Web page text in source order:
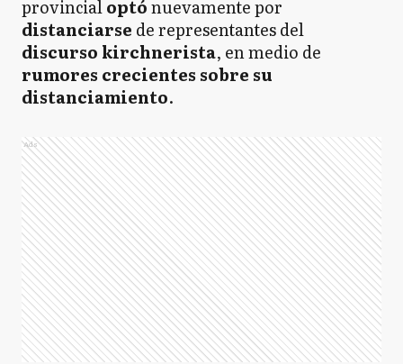
provincialoptónuevamente por
distanciarse de representantes del
discurso kirchnerista, en medio de
rumores crecientes sobre su
distanciamiento.
Ads